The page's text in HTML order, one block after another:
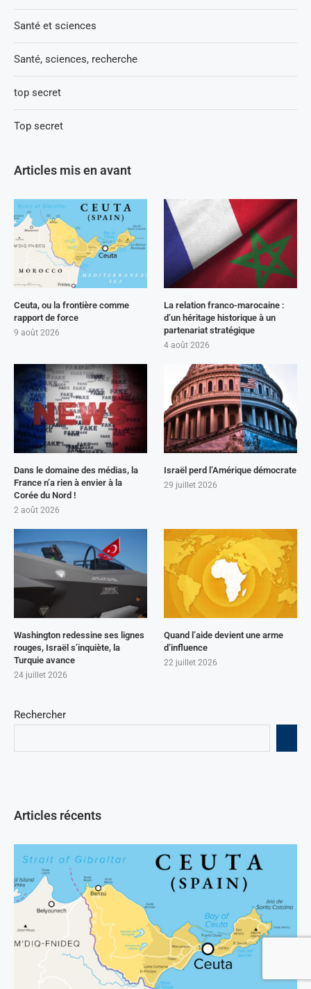
Rechercher
Articles récents
Santé et sciences
Santé, sciences, recherche
top secret
Top secret
Articles mis en avant
Ceuta, ou la frontière comme
rapport de force
9 août 2026
La relation franco-marocaine :
d’un héritage historique à un
partenariat stratégique
4 août 2026
Dans le domaine des médias, la
France n’a rien à envier à la
Corée du Nord !
2 août 2026
Israël perd l’Amérique démocrate
29 juillet 2026
Washington redessine ses lignes
rouges, Israël s’inquiète, la
Turquie avance
24 juillet 2026
Quand l’aide devient une arme
d’influence
22 juillet 2026